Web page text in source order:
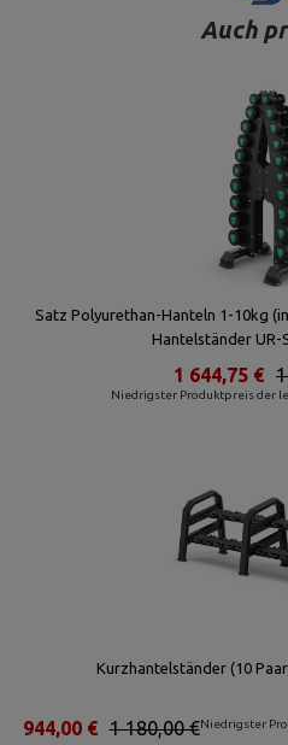
Auch
Satz Polyurethan-Hanteln 1-10kg
Hantelständer UR-
Niedrigster Produktpreis der
1 644,75 €
Kurzhantelständer (10
Niedrigster
1 180,00 €
944,00 €